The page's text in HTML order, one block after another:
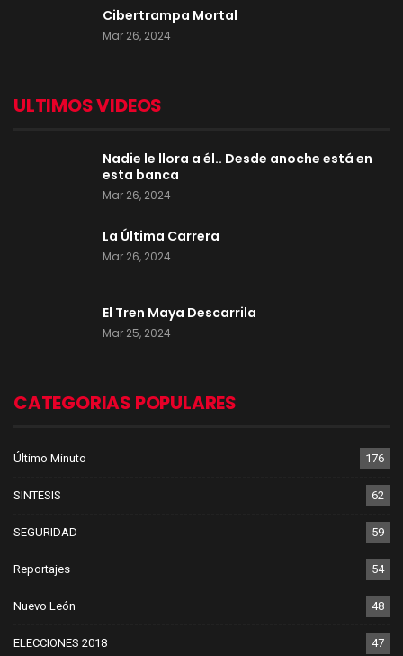
Cibertrampa Mortal
Mar 26, 2024
ULTIMOS VIDEOS
Nadie le llora a él.. Desde anoche está en
esta banca
Mar 26, 2024
La Última Carrera
Mar 26, 2024
El Tren Maya Descarrila
Mar 25, 2024
CATEGORIAS POPULARES
Último Minuto 176
SINTESIS 62
SEGURIDAD 59
Reportajes 54
Nuevo León 48
ELECCIONES 2018 47